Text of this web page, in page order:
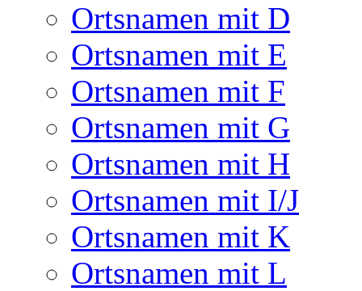
Ortsnamen mit D
Ortsnamen mit E
Ortsnamen mit F
Ortsnamen mit G
Ortsnamen mit H
Ortsnamen mit I/J
Ortsnamen mit K
Ortsnamen mit L